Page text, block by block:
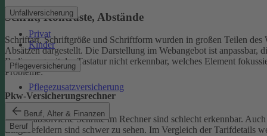
Unfallversicherung
Privat
Kinder
Pflegeversicherung
Pflegezusatzversicherung
Beruf, Alter & Finanzen
Beruf
Schrift, Kontraste, Abstände
Schriftart, Schriftgröße und Schriftform wurden in großen Teilen des
Absätzen dargestellt. Die Darstellung im Webangebot ist anpassbar,
Bedienung mit der Tastatur nicht erkennbar, welches Element
Probleme:
Pkw-Versicherungsrechner
Bereits absolvierte Schritte im Rechner sind schlecht erkennbar. Auch
Eingabefeldern sind schwer zu sehen. Im Vergleich der Tarifdetails